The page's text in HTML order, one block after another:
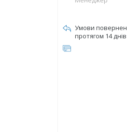
протягом 14 днів